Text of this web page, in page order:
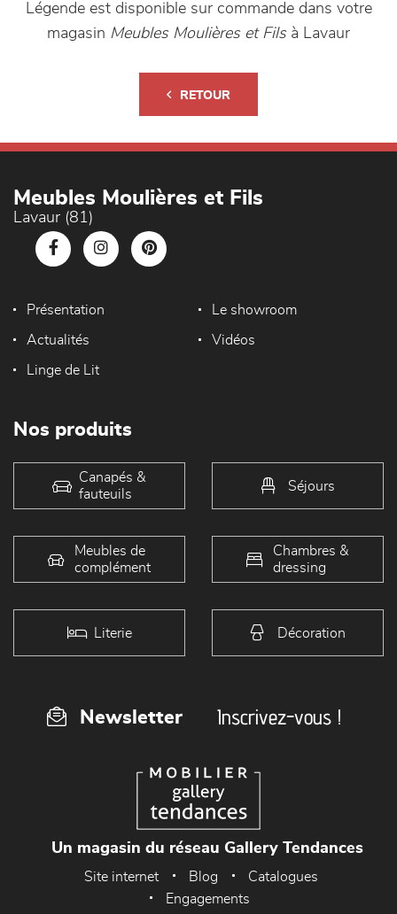
Légende est disponible sur commande dans votre
magasin Meubles Moulières et Filsà Lavaur
RETOUR
Meubles Moulières et Fils
Lavaur (81)
Présentation Le showroom
Actualités Vidéos
Linge de Lit
Nos produits
Canapés &
fauteuils
Séjours
Meubles de
complément
Chambres &
dressing
Literie Décoration
Newsletter Inscrivez-vous !
Un magasin du réseau Gallery Tendances
Site internet Blog
Catalogues
Engagements